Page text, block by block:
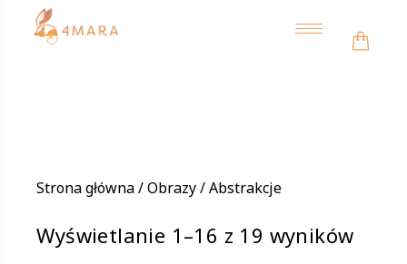
Toggle
navigation
Strona główna/Obrazy/ Abstrakcje
Wyświetlanie 1–16 z 19 wyników